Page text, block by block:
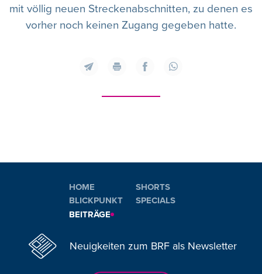
mit völlig neuen Streckenabschnitten, zu denen es
vorher noch keinen Zugang gegeben hatte.
HOME
BLICKPUNKT
BEITRÄGE
SHORTS
SPECIALS
Neuigkeiten zum BRF als Newsletter